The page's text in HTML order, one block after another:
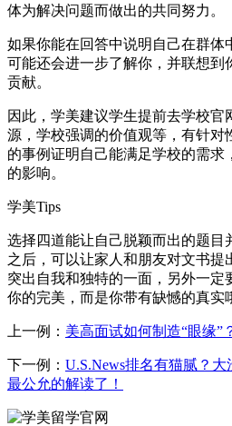
体为解决问题而做出的共同努力。
如果你能在回答中说明自己在群体
可能还会进一步了解你，并联想到
贡献。
因此，学美建议学生提前去学校官
源，学校强调的价值观等，有针对
的事例证明自己能满足学校的需求
的影响。
学美Tips
选择四道能让自己脱颖而出的题目
之后，可以让家人和朋友对文书提
突出自我和独特的一面，另外一定
你的完美，而是你带有缺憾的真实
上一例： 美高面试如何制造“眼缘”
下一例： U.S.News排名有猫腻？
最公允的解读了！